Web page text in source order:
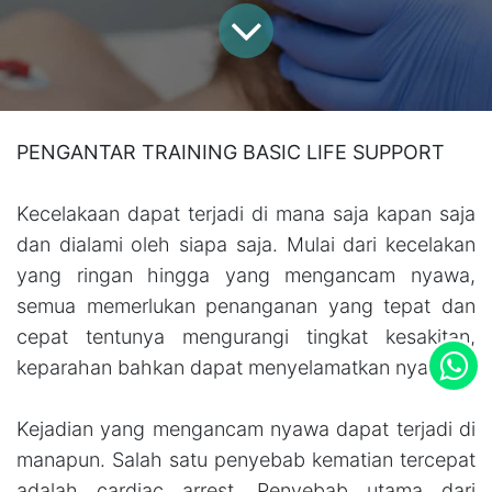
PENGANTAR TRAINING BASIC LIFE SUPPORT
Kecelakaan dapat terjadi di mana saja kapan saja
dan dialami oleh siapa saja. Mulai dari kecelakan
yang ringan hingga yang mengancam nyawa,
semua memerlukan penanganan yang tepat dan
cepat tentunya mengurangi tingkat kesakitan,
keparahan bahkan dapat menyelamatkan nyawa.
Kejadian yang mengancam nyawa dapat terjadi di
manapun. Salah satu penyebab kematian tercepat